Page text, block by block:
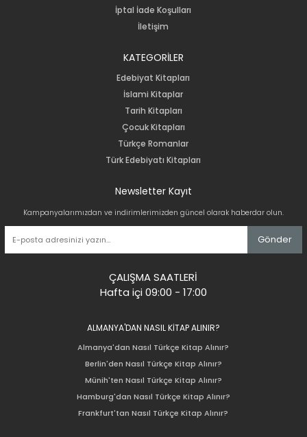
İptal İade Koşulları
İletişim
KATEGORİLER
Edebiyat Kitapları
İslami Kitaplar
Tarih Kitapları
Çocuk Kitapları
Türkçe Romanlar
Türk Edebiyatı Kitapları
Newsletter Kayıt
Kampanyalarımızdan ve indirimlerimizden güncel olarak haberdar olun.
Gönder
ÇALIŞMA SAATLERİ
Hafta içi 09:00 - 17:00
ALMANYA'DAN NASIL KİTAP ALINIR?
Almanya'dan Nasıl Türkçe Kitap Alınır?
Berlin'den Nasıl Türkçe Kitap Alınır?
Münih'ten Nasıl Türkçe Kitap Alınır?
Hamburg'dan Nasıl Türkçe Kitap Alınır?
Frankfurt'tan Nasıl Türkçe Kitap Alınır?